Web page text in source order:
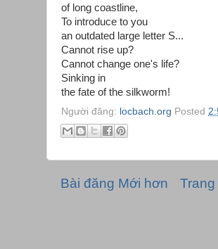
of long coastline,
To introduce to you
an outdated large letter S...
Cannot rise up?
Cannot change one's life?
Sinking in
the fate of the silkworm!
Người đăng: locbach.org Posted
Bài đăng Mới hơn Trang